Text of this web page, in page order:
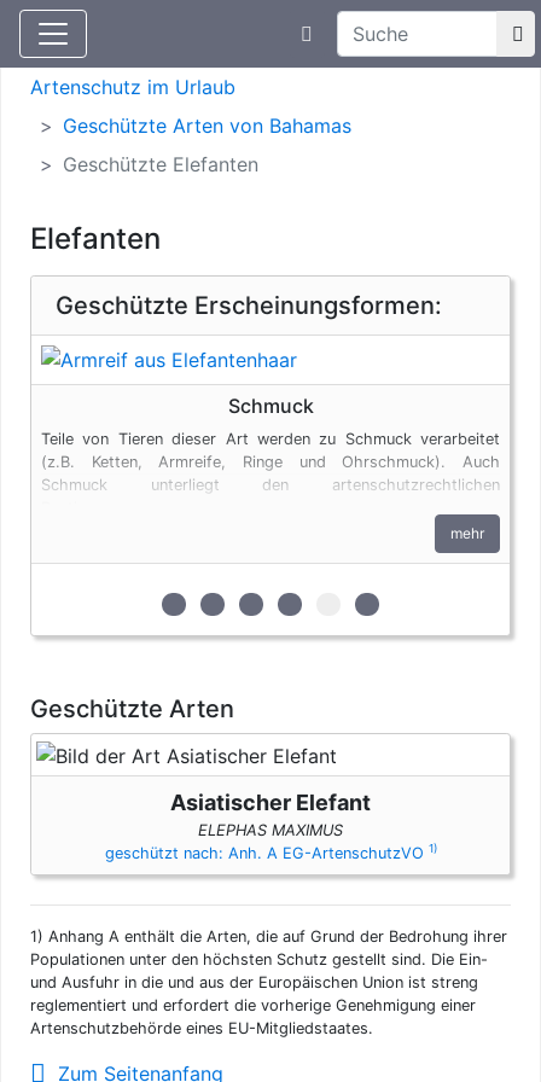
Aktuelle Meldungen
Suchtexteingabe
Artenschutz
Artenschutz im Urlaub
Geschützte Arten von Bahamas
Geschützte Elefanten
Elefanten
Geschützte Erscheinungsformen:
Schmuck
Teile von Tieren dieser Art werden zu Schmuck verarbeitet
(z.B. Ketten, Armreife, Ringe und Ohrschmuck). Auch
Schmuck unterliegt den artenschutzrechtlichen
mehr
zur 1. geschützten Erscheinungsform
zur 2. geschützten
zur 3. geschützten
zur 4. geschützten
zur 5. geschützten
zur 6. geschützten
Geschützte Arten
Asiatischer Elefant
ELEPHAS MAXIMUS
geschützt nach: Anh. A EG-ArtenschutzVO 1)
1) Anhang A enthält die Arten, die auf Grund der Bedrohung ihrer
Populationen unter den höchsten Schutz gestellt sind. Die Ein-
und Ausfuhr in die und aus der Europäischen Union ist streng
reglementiert und erfordert die vorherige Genehmigung einer
Artenschutzbehörde eines EU-Mitgliedstaates.
Zum Seitenanfang